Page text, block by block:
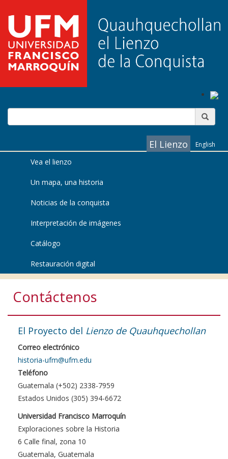
English
El Lienzo
Vea el lienzo
Un mapa, una historia
Noticias de la conquista
Interpretación de imágenes
Catálogo
Restauración digital
Contáctenos
El Proyecto del Lienzo de Quauhquechollan
Correo electrónico
historia-ufm@ufm.edu
Teléfono
Guatemala (+502) 2338-7959
Estados Unidos (305) 394-6672
Universidad Francisco Marroquín
Exploraciones sobre la Historia
6 Calle final, zona 10
Guatemala, Guatemala